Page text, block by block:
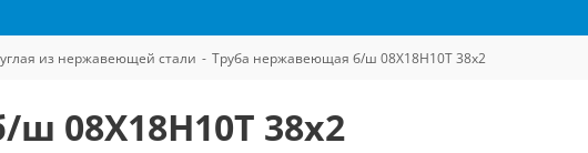
из нержавеющей стали - Труба нержавеющая б/ш 08Х18Н10Т 38х2
08Х18Н10Т 38х2